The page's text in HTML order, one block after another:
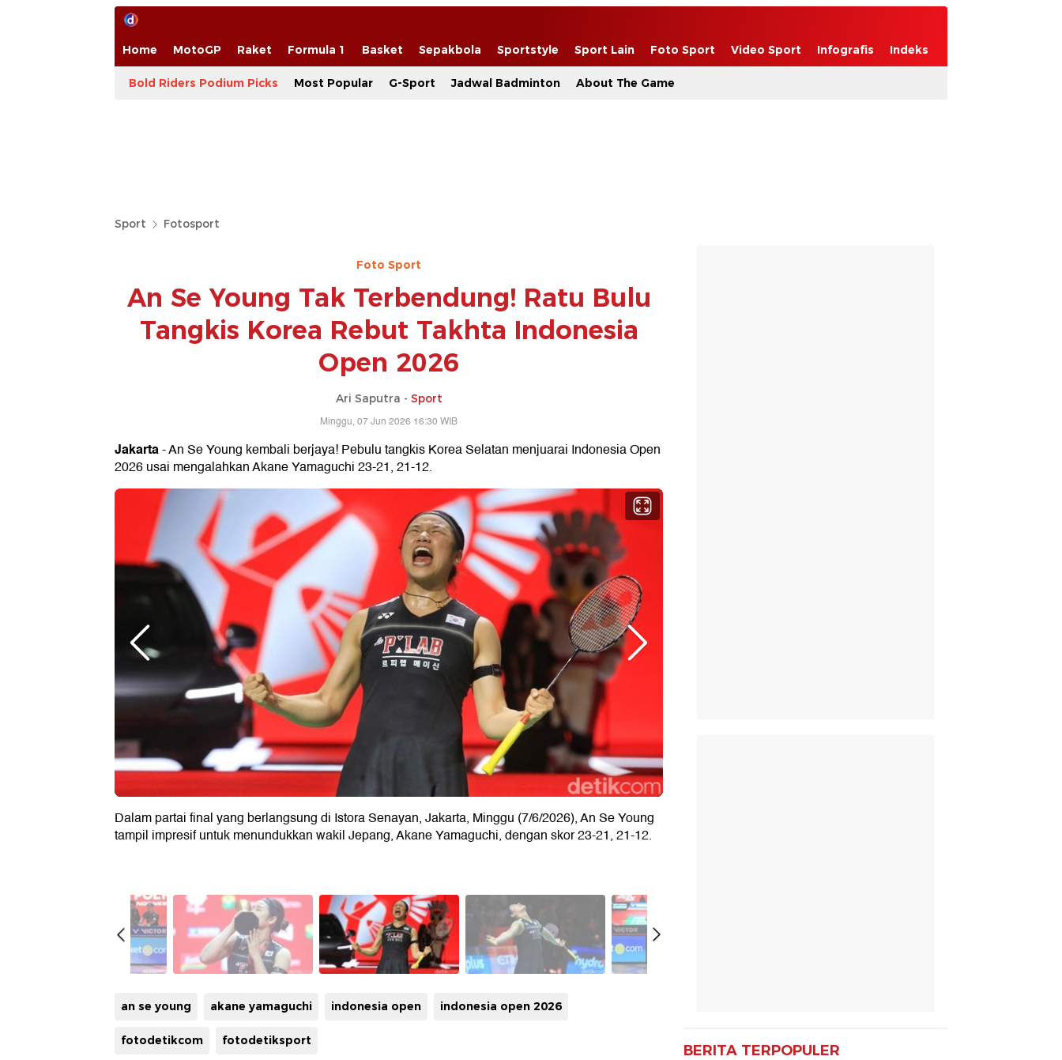
Home MotoGP Raket Formula 1 Basket Sepakbola Sportstyle Sport Lain Foto Sport Video Sport Infografis Indeks
Bold Riders Podium Picks Most Popular G-Sport Jadwal Badminton About The Game
Sport Fotosport
Foto Sport
An Se Young Tak Terbendung! Ratu Bulu
Tangkis Korea Rebut Takhta Indonesia
Open 2026
Ari Saputra - Sport
Minggu, 07 Jun 2026 16:30 WIB
Jakarta- An Se Young kembali berjaya! Pebulu tangkis Korea Selatan menjuarai Indonesia Open
2026 usai mengalahkan Akane Yamaguchi 23-21, 21-12.
Dalam partai final yang berlangsung di Istora Senayan, Jakarta, Minggu (7/6/2026), An Se Young
tampil impresif untuk menundukkan wakil Jepang, Akane Yamaguchi, dengan skor 23-21, 21-12.
an se young akane yamaguchi indonesia open indonesia open 2026
fotodetikcom fotodetiksport
BERITA TERPOPULER